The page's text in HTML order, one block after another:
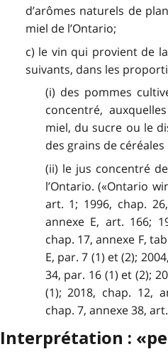
d’arômes naturels de
miel de l’Ontario;
c) le vin qui provient de
suivants, dans les
(i) des pommes
concentré,
miel, du sucre ou le
des grains de
(ii) le jus concentré
l’Ontario. («Ontario
art. 1; 1996, chap.
annexe E, art. 166;
chap. 17, annexe F,
E, par. 7 (1) et (2);
34, par. 16 (1) et (2);
(1); 2018, chap. 12,
chap. 7, annexe 38,
Interprétation :